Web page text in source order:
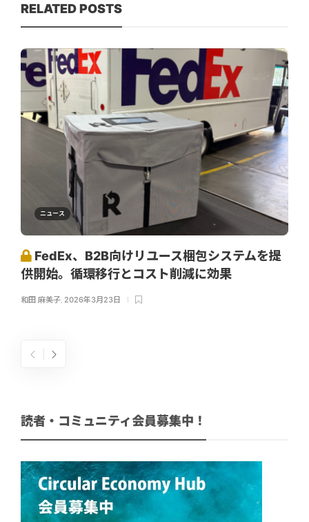
RELATED POSTS
ニュース
FedEx、B2B向けリユース梱包システムを提
供開始。循環移行とコスト削減に効果
和田 麻美子, 2026年3月23日
読者・コミュニティ会員募集中！